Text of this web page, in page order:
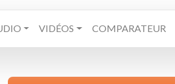
VIDÉOS COMPARATEUR